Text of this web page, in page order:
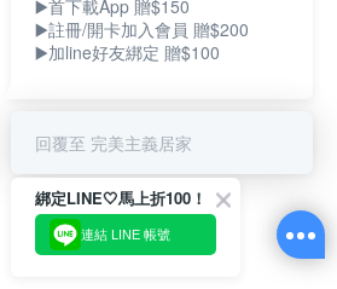
▶️首下載App 贈$150
▶️註冊/開卡加入會員 贈$200
▶️加line好友綁定 贈$100
回覆至 完美主義居家
綁定LINE🤍馬上折100！
連結 LINE 帳號